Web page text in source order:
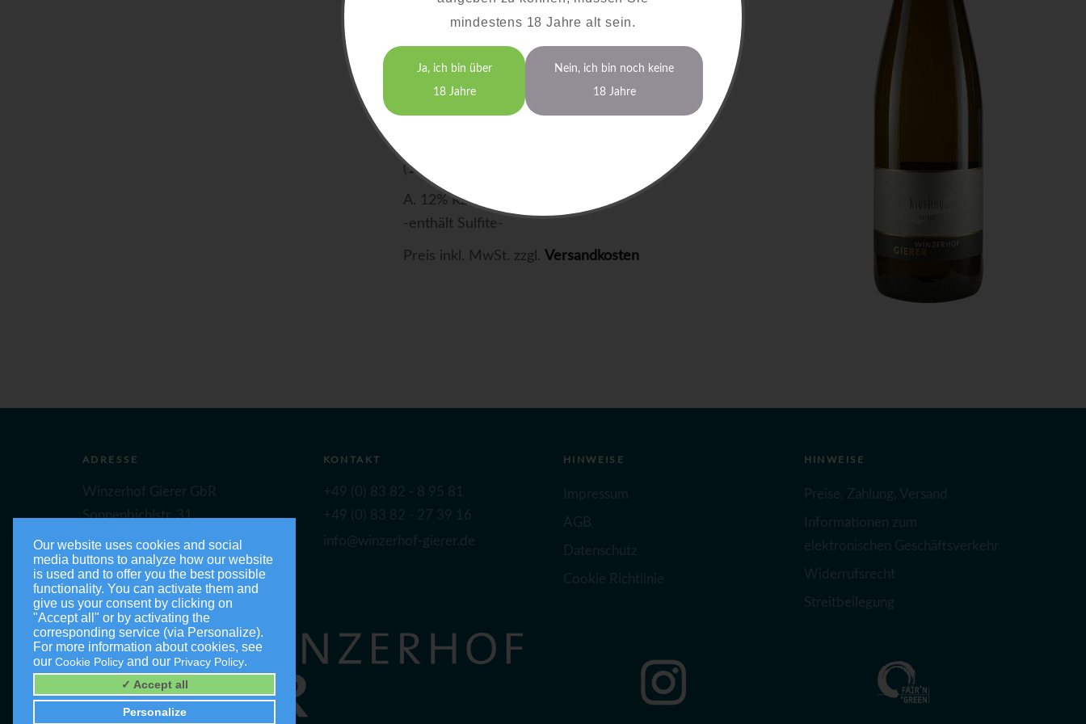
15,00 €
(1,0 Liter = 20 €)
A. 12% RZ: 0,6 S: 8,2
-enthält Sulfite-
Preis inkl. MwSt. zzgl. Versandkosten
ADRESSE
Winzerhof Gierer GbR
Sonnenbichlstr. 31
88149 Nonnenhorn
KONTAKT
+49 (0) 83 82 - 8 95 81
+49 (0) 83 82 - 27 39 16
info@winzerhof-gierer.de
HINWEISE
Impressum
AGB
Datenschutz
Cookie Richtlinie
HINWEISE
Preise, Zahlung, Versand
Informationen zum
elektronischen Geschäftsverkehr
Widerrufsrecht
Streitbeilegung
mindestens 18 Jahre alt sein.
Ja, ich bin über
18 Jahre
Nein, ich bin noch keine
18 Jahre
Our website uses cookies and social
media buttons to analyze how our website
is used and to offer you the best possible
functionality. You can activate them and
give us your consent by clicking on
"Accept all" or by activating the
corresponding service (via Personalize).
For more information about cookies, see
our Cookie Policy and our Privacy Policy.
✓ Accept all
Personalize